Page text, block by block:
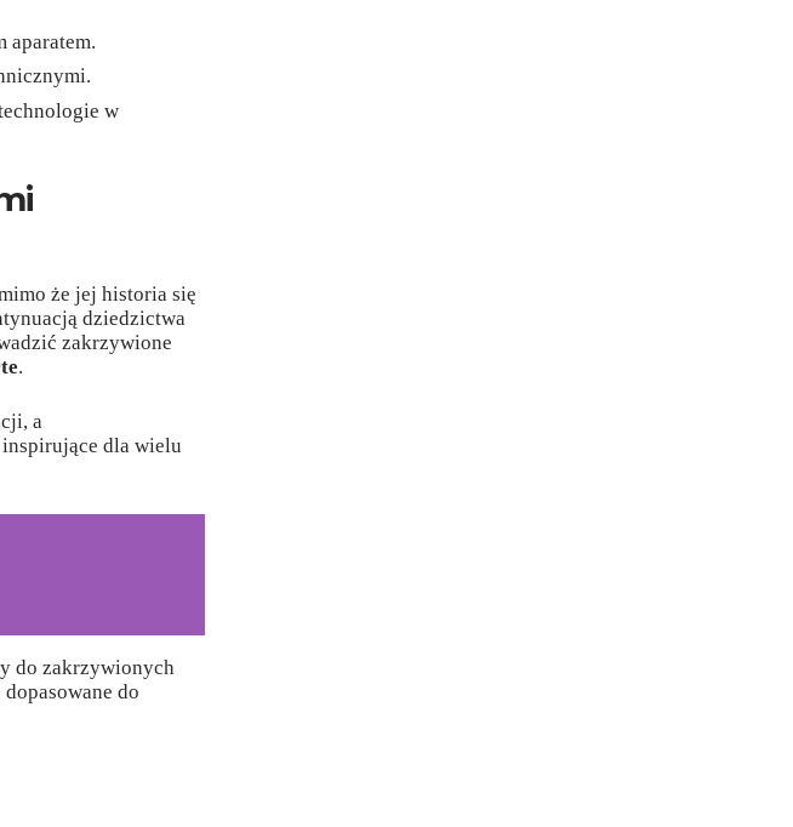
aparatem.
w
że jej historia się
dziedzictwa
zakrzywione
.
a
dla wielu
do zakrzywionych
do